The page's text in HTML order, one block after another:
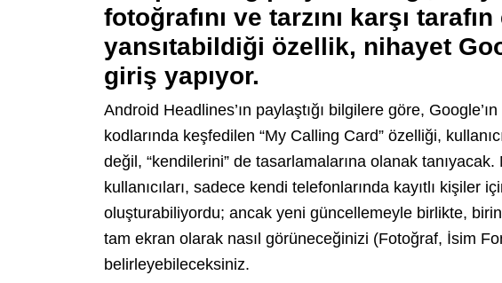
fotoğrafını ve tarzını karşı
yansıtabildiği özellik, nihayet
giriş yapıyor.
Android Headlines’ın paylaştığı bilgilere göre,
kodlarında keşfedilen “My Calling Card” özelliği,
değil, “kendilerini” de tasarlamalarına olanak
kullanıcıları, sadece kendi telefonlarında kayıtlı kişiler
oluşturabiliyordu; ancak yeni güncellemeyle birlikte,
tam ekran olarak nasıl görüneceğinizi (Fotoğraf, İsim
belirleyebileceksiniz.